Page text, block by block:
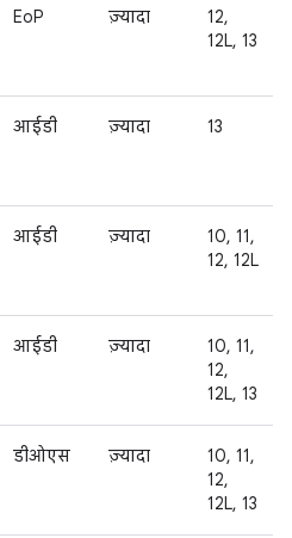
EoP ज़्यादा
12,
12L, 13
आईडी ज़्यादा 13
आईडी ज़्यादा
10, 11,
12, 12L
आईडी ज़्यादा
10, 11,
12,
12L, 13
डीओएस ज़्यादा
10, 11,
12,
12L, 13